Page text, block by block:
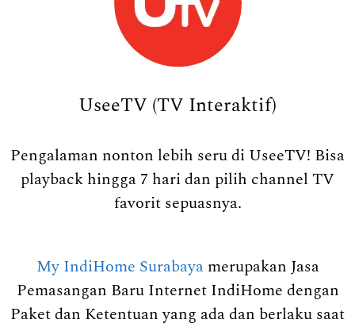
UseeTV (TV Interaktif)
Pengalaman nonton lebih seru di UseeTV! Bisa
playback hingga 7 hari dan pilih channel TV
favorit sepuasnya.
My IndiHome Surabayamerupakan Jasa
Pemasangan Baru Internet IndiHome dengan
Paket dan Ketentuan yang ada dan berlaku saat